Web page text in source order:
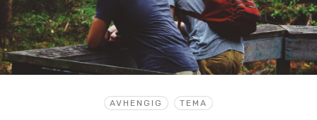
AVHENGIG TEMA